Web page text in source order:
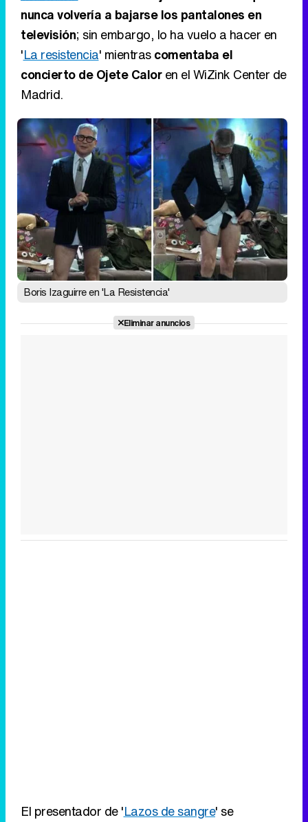
nunca volvería a bajarse los pantalones en
televisión; sin embargo, lo ha vuelo a hacer en
'La resistencia' mientrascomentaba el
concierto de Ojete Caloren el WiZink Center de
Madrid.
Boris Izaguirre en 'La Resistencia'
Eliminar anuncios
El presentador de 'Lazos de sangre' se